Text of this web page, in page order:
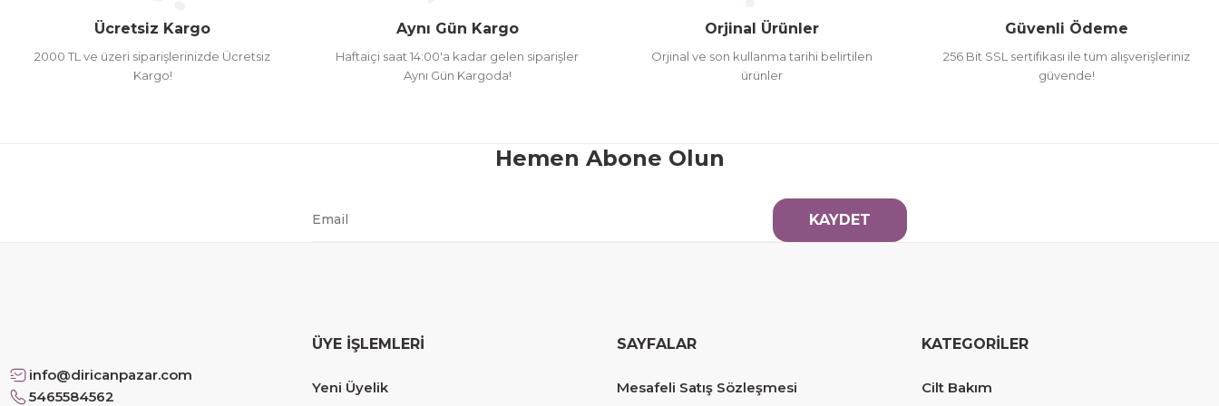
herşey yolunda hiç sıkıntı yaşamadım 2. gün elimde oldu siparşlerim
Hamit Çakıcı | 15/04/2026
Güzel etkili ve mükemmel kargo paketleme
Siteye üyelik gayet kolay, güvenli ödeme, hızlı gönderim.
Ücretsiz Kargo
2000 TL ve üzeri siparişlerinizde Ücretsiz
Kargo!
Aynı Gün Kargo
Haftaiçi saat 14:00'a kadar gelen siparişler
Aynı Gün Kargoda!
Orjinal Ürünler
Orjinal ve son kullanma tarihi belirtilen
ürünler
Güvenli Ödeme
256 Bit SSL sertifikası ile tüm alışverişleriniz
güvende!
Hemen Abone Olun
KAYDET
info@diricanpazar.com
5465584562
ÜYE İŞLEMLERİ
Yeni Üyelik
SAYFALAR
Mesafeli Satış Sözleşmesi
KATEGORİLER
Cilt Bakım